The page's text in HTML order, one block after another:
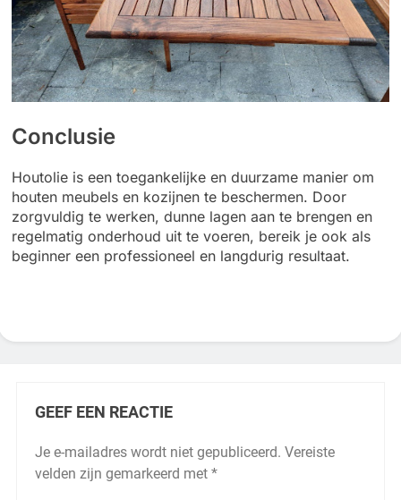
Conclusie
Houtolie is een toegankelijke en duurzame manier om
houten meubels en kozijnen te beschermen. Door
zorgvuldig te werken, dunne lagen aan te brengen en
regelmatig onderhoud uit te voeren, bereik je ook als
beginner een professioneel en langdurig resultaat.
GEEF EEN REACTIE
Je e-mailadres wordt niet gepubliceerd. Vereiste
velden zijn gemarkeerd met *